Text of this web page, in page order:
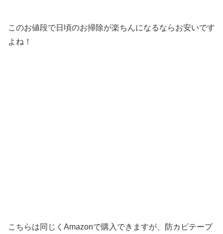
このお値段で日頃のお掃除が楽ちんになるならお安いです
よね！
こちらは同じくAmazonで購入できますが、防カビテープ